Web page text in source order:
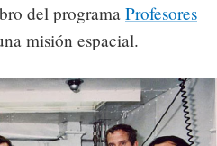
del programa Profesores
misión espacial.